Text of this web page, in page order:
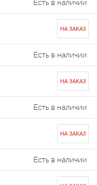
Есть в наличии
НА ЗАКАЗ
Есть в наличии
НА ЗАКАЗ
Есть в наличии
НА ЗАКАЗ
Есть в наличии